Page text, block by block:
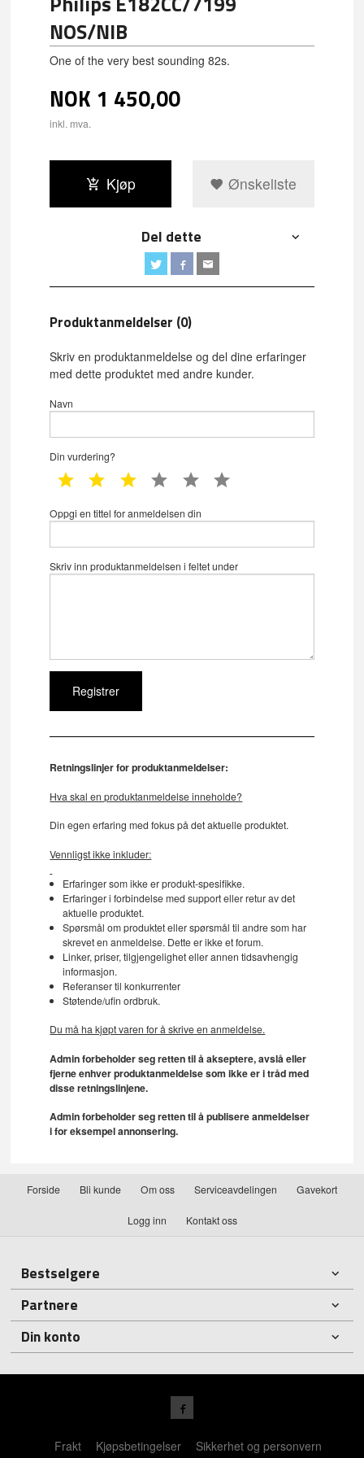
NOS/NIB
One of the very best sounding 82s.
NOK 1 450,00
inkl. mva.
Kjøp Ønskeliste
Del dette
Produktanmeldelser (0)
Skriv en produktanmeldelse og del dine erfaringer
med dette produktet med andre kunder.
Navn
Din vurdering?
1 star 2 star 3 star 4 star 5 star
Oppgi en tittel for anmeldelsen din
Skriv inn produktanmeldelsen i feltet under
Retningslinjer for produktanmeldelser:
Hva skal en produktanmeldelse inneholde?
Din egen erfaring med fokus på det aktuelle produktet.
Vennligst ikke inkluder:
Erfaringer som ikke er produkt-spesifikke.
Erfaringer i forbindelse med support eller retur av det
aktuelle produktet.
Spørsmål om produktet eller spørsmål til andre som har
skrevet en anmeldelse. Dette er ikke et forum.
Linker, priser, tilgjengelighet eller annen tidsavhengig
informasjon.
Referanser til konkurrenter
Støtende/ufin ordbruk.
Du må ha kjøpt varen for å skrive en anmeldelse.
Admin forbeholder seg retten til å akseptere, avslå eller
fjerne enhver produktanmeldelse som ikke er i tråd med
disse retningslinjene.
Admin forbeholder seg retten til å publisere anmeldelser
i for eksempel annonsering.
Forside Bli kunde Om oss Serviceavdelingen Gavekort
Logg inn Kontakt oss
Bestselgere
Partnere
Din konto
Frakt Kjøpsbetingelser Sikkerhet og personvern